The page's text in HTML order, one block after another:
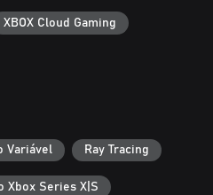
XBOX Cloud Gaming
Variável Ray Tracing
Xbox Series X|S